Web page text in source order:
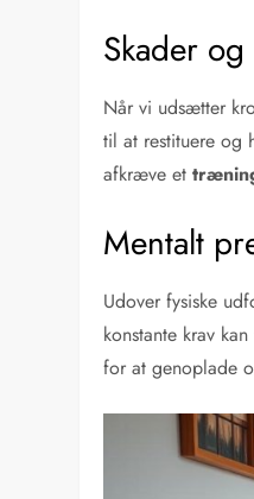
Skader
Når vi udsætter
til at restituere og
afkræve et
Mentalt
Udover fysiske
konstante krav
for at genoplade